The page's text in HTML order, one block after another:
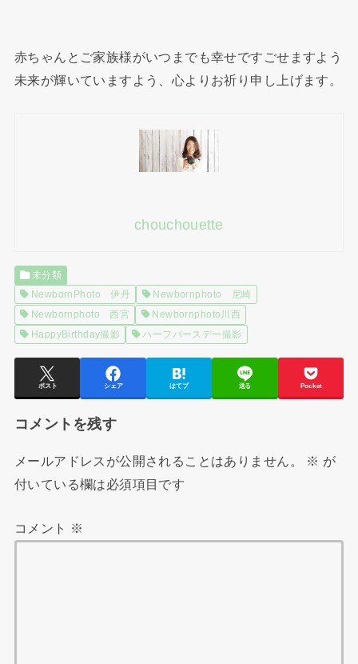
赤ちゃんとご家族様がいつまでも幸せですごせますよう
未来が輝いていますよう、心よりお祈り申し上げます。
chouchouette
未分類
NewbornPhoto 伊丹
Newbornphoto 尼崎
Newbornphoto 西宮
Newbornphoto川西
HappyBirthday撮影
ハーフバースデー撮影
ポスト シェア はてブ 送る Pocket
コメントを残す
メールアドレスが公開されることはありません。 ※ が
付いている欄は必須項目です
コメント ※